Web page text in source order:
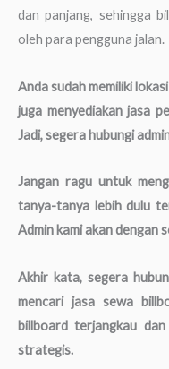
dan panjang, sehingga
oleh para pengguna jalan.
Anda sudah memiliki
juga menyediakan jasa
Jadi, segera hubungi
Jangan ragu untuk
tanya-tanya lebih dulu
Admin kami akan dengan
Akhir kata, segera
mencari jasa sewa
billboard terjangkau
strategis.